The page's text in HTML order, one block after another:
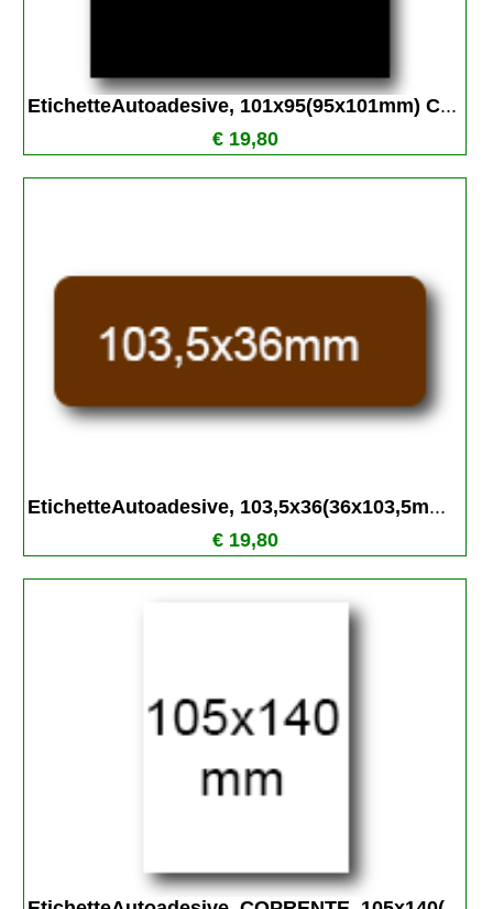
EtichetteAutoadesive, 101x95(95x101mm) C...
€ 19,80
EtichetteAutoadesive, 103,5x36(36x103,5m...
€ 19,80